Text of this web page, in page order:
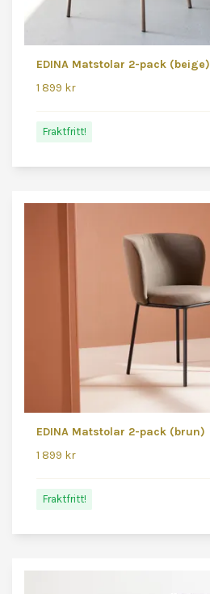
EDINA Matstolar 2-pack (beige)
1 899 kr
Fraktfritt!
EDINA Matstolar 2-pack (brun)
1 899 kr
Fraktfritt!